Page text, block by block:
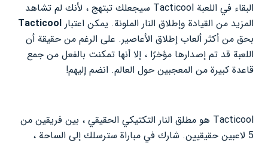
البقاء في اللعبة Tacticool سيجعلك تبتهج ، لأنك لم تشاهد
المزيد من القيادة وإطلاق النار الملونة. يمكن اعتبار Tacticool
بحق من أكثر ألعاب إطلاق الأعاصير. على الرغم من حقيقة أن
اللعبة قد تم إصدارها مؤخرًا ، إلا أنها تمكنت بالفعل من جمع
قاعدة كبيرة من المعجبين حول العالم. انضم إليهم!
Tacticool هو مطلق النار التكتيكي الحقيقي ، بين فريقين من
5 لاعبين حقيقيين. شارك في مباراة سترسلك إلى الساحة ،